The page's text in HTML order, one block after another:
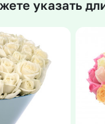
Insta
Все
указать